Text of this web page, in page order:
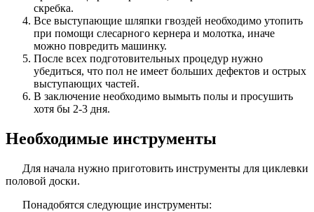
скребка.
Все выступающие шляпки гвоздей необходимо утопить
при помощи слесарного кернера и молотка, иначе
можно повредить машинку.
После всех подготовительных процедур нужно
убедиться, что пол не имеет больших дефектов и острых
выступающих частей.
В заключение необходимо вымыть полы и просушить
хотя бы 2-3 дня.
Необходимые инструменты
Для начала нужно приготовить инструменты для циклевки
половой доски.
Понадобятся следующие инструменты: